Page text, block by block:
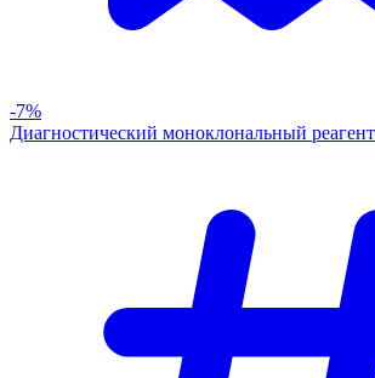
-7%
Диагностический моноклональный